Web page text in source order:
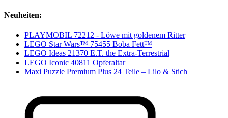
Neuheiten:
PLAYMOBIL 72212 - Löwe mit goldenem Ritter
LEGO Star Wars™ 75455 Boba Fett™
LEGO Ideas 21370 E.T. the Extra-Terrestrial
LEGO Iconic 40811 Opferaltar
Maxi Puzzle Premium Plus 24 Teile – Lilo & Stich